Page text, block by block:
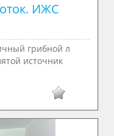
ИЖС
грибной л
источник